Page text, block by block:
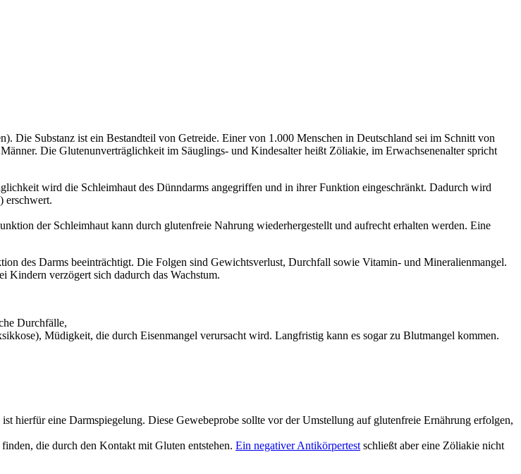
Substanz ist ein Bestandteil von Getreide. Einer von 1.000 Menschen in Deutschland sei im Schnitt von
Die Glutenunverträglichkeit im Säuglings- und Kindesalter heißt Zöliakie, im Erwachsenenalter spricht
wird die Schleimhaut des Dünndarms angegriffen und in ihrer Funktion eingeschränkt. Dadurch wird
erschwert.
der Schleimhaut kann durch glutenfreie Nahrung wiederhergestellt und aufrecht erhalten werden. Eine
des Darms beeinträchtigt. Die Folgen sind Gewichtsverlust, Durchfall sowie Vitamin- und Mineralienmangel.
Kindern verzögert sich dadurch das Wachstum.
Durchfälle,
Müdigkeit, die durch Eisenmangel verursacht wird. Langfristig kann es sogar zu Blutmangel kommen.
hierfür eine Darmspiegelung. Diese Gewebeprobe sollte vor der Umstellung auf glutenfreie Ernährung erfolgen,
die durch den Kontakt mit Gluten entstehen. Ein negativer Antikörpertest schließt aber eine Zöliakie nicht